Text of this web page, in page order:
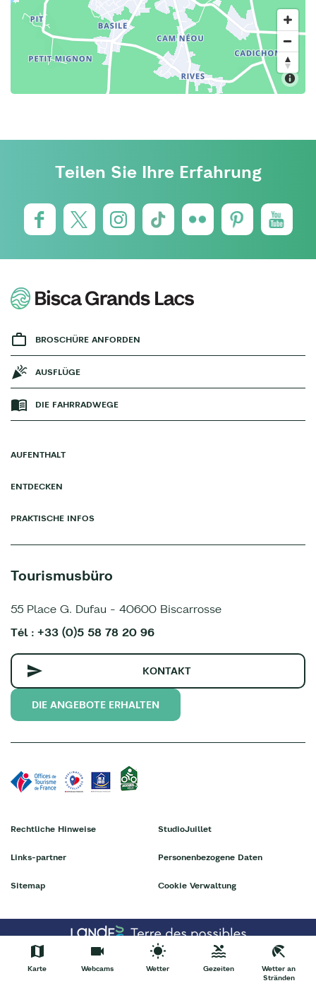
Teilen Sie Ihre Erfahrung
BROSCHÜRE ANFORDEN
AUSFLÜGE
DIE FAHRRADWEGE
AUFENTHALT
ENTDECKEN
PRAKTISCHE INFOS
Tourismusbüro
55 Place G. Dufau - 40600 Biscarrosse
Tél : +33 (0)5 58 78 20 96
KONTAKT
DIE ANGEBOTE ERHALTEN
Rechtliche Hinweise
Links-partner
Sitemap
StudioJuillet
Personenbezogene Daten
Cookie Verwaltung
Karte Webcams Wetter Gezeiten
Wetter an
Stränden